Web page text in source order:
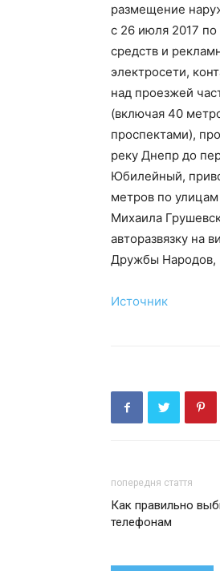
размещение
с 26 июля 2017
средств и
электросети,
над проезжей
(включая 40
проспектами),
реку Днепр до
Юбилейный,
метров по
Михаила
авторазвязку на
Дружбы Народов,
Источник
попередня стаття
Как правильно
телефонам